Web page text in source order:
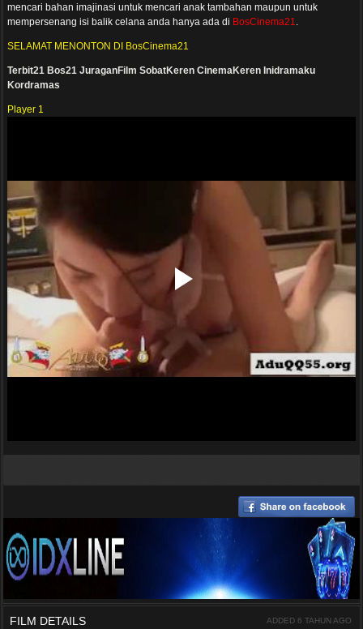
mencari bahan imajinasi untuk mencari anak tambahan maupun untuk
mempersenang isi balik celana anda hanya ada di BosCinema21.
SELAMAT MENONTON DI BosCinema21
Terbit21 Bos21 JuraganFilm SobatKeren CinemaKeren Inidramaku
Kordramas
Player 1
FILM DETAILS ADDED 6 TAHUN AGO